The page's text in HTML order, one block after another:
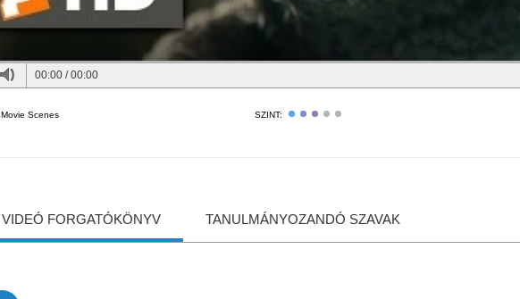
00:00 /00:00
Movie Scenes SZINT:
VIDEÓ FORGATÓKÖNYV TANULMÁNYOZANDÓ SZAVAK